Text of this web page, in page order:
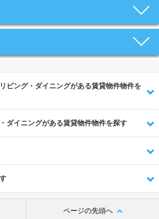
ビング・ダイニングがある賃貸物件物件を
ダイニングがある賃貸物件物件を探す
ページの先頭へ